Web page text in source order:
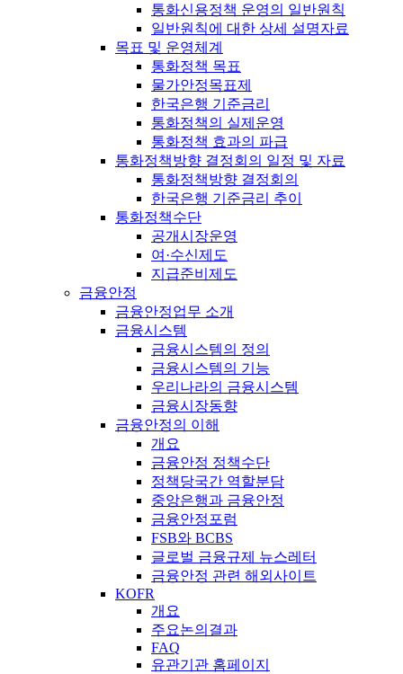
통화신용정책 운영의 일반원칙
일반원칙에 대한 상세 설명자료
목표 및 운영체계
통화정책 목표
물가안정목표제
한국은행 기준금리
통화정책의 실제운영
통화정책 효과의 파급
통화정책방향 결정회의 일정 및 자료
통화정책방향 결정회의
한국은행 기준금리 추이
통화정책수단
공개시장운영
여·수신제도
지급준비제도
금융안정
금융안정업무 소개
금융시스템
금융시스템의 정의
금융시스템의 기능
우리나라의 금융시스템
금융시장동향
금융안정의 이해
개요
금융안정 정책수단
정책당국간 역할분담
중앙은행과 금융안정
금융안정포럼
FSB와 BCBS
글로벌 금융규제 뉴스레터
금융안정 관련 해외사이트
KOFR
개요
주요논의결과
FAQ
유관기관 홈페이지